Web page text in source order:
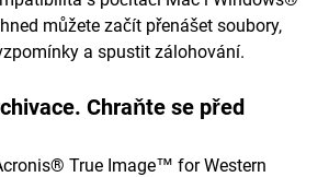
můžete začít přenášet soubory,
a spustit zálohování.
Chraňte se před
True Image™ for Western